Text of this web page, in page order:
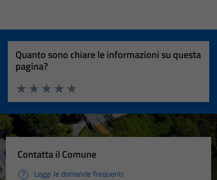
Quanto sono chiare le informazioni su questa
pagina?
Valuta 5 stelle su 5
Valuta 4 stelle su 5
Valuta 3 stelle su 5
Valuta 2 stelle su 5
Valuta 1 stelle su 5
Contatta il Comune
Leggi le domande frequenti